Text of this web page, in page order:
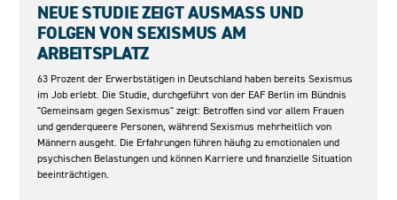
NEUE STUDIE ZEIGT AUSMASS UND F
OLGEN VON SEXISMUS AM A
RBEITSPLATZ
63 Prozent der Erwerbstätigen in Deutschland haben bereits Sexismus
im Job erlebt. Die Studie, durchgeführt von der EAF Berlin im Bündnis
"Gemeinsam gegen Sexismus" zeigt: Betroffen sind vor allem Frauen
und genderqueere Personen, während Sexismus mehrheitlich von
Männern ausgeht. Die Erfahrungen führen häufig zu emotionalen und
psychischen Belastungen und können Karriere und finanzielle Situation
beeinträchtigen.